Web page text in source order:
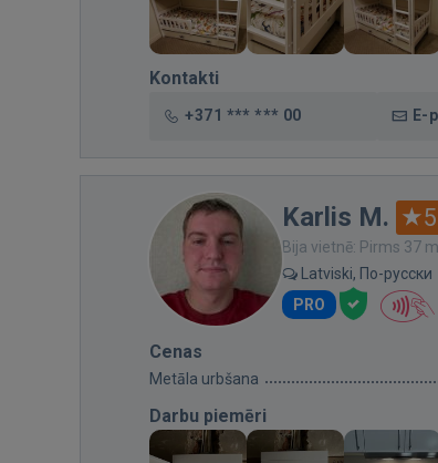
Kontakti
+371 *** *** 00 E-
Karlis M.
Bija vietnē: Pirms 37
Latviski, По-русски
PRO
Cenas
Metāla urbšana
Darbu piemēri